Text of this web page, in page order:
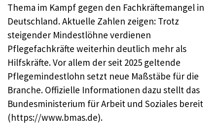
Thema im Kampf gegen den Fachkräftemangel in
Deutschland. Aktuelle Zahlen zeigen: Trotz
steigender Mindestlöhne verdienen
Pflegefachkräfte weiterhin deutlich mehr als
Hilfskräfte. Vor allem der seit 2025 geltende
Pflegemindestlohn setzt neue Maßstäbe für die
Branche. Offizielle Informationen dazu stellt das
Bundesministerium für Arbeit und Soziales bereit
(https://www.bmas.de).